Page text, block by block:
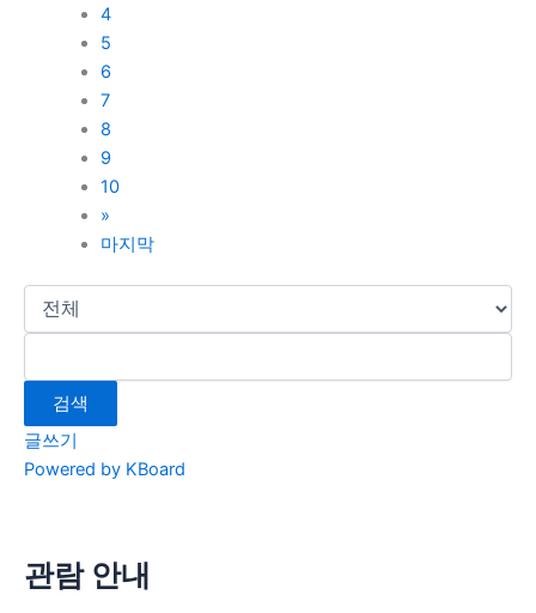
4
5
6
7
8
9
10
»
마지막
검색
글쓰기
Powered by KBoard
관람 안내